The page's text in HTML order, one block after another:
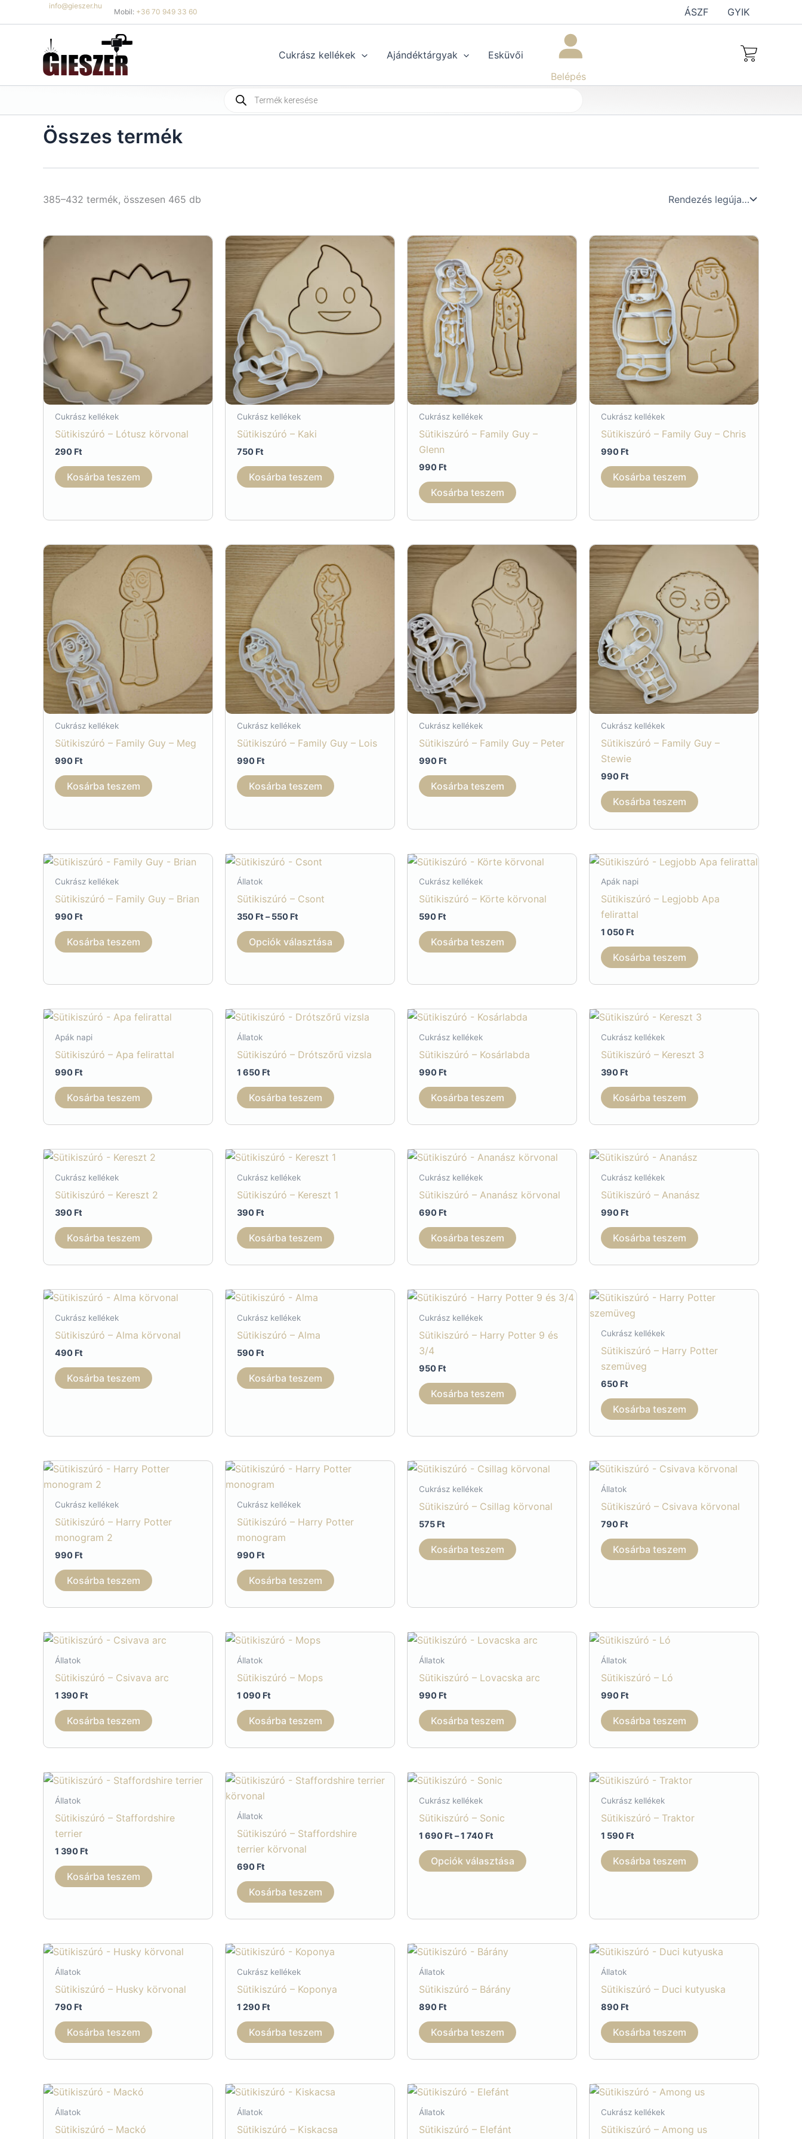
to
info@gieszer.hu
Mobil: +36 70 949 33 60 ÁSZF GYIK
Cukrász kellékek Ajándéktárgyak
Esküvői
Belépés
Products
search
Összes termék
385–432 termék, összesen 465 db
Cukrász kellékek
Sütikiszúró – Lótusz körvonal
290 Ft
Kosárba teszem
Cukrász kellékek
Sütikiszúró – Kaki
750 Ft
Kosárba teszem
Cukrász kellékek
Sütikiszúró – Family Guy –
Glenn
990 Ft
Kosárba teszem
Cukrász kellékek
Sütikiszúró – Family Guy – Chris
990 Ft
Kosárba teszem
Cukrász kellékek
Sütikiszúró – Family Guy – Meg
990 Ft
Kosárba teszem
Cukrász kellékek
Sütikiszúró – Family Guy – Lois
990 Ft
Kosárba teszem
Cukrász kellékek
Sütikiszúró – Family Guy – Peter
990 Ft
Kosárba teszem
Cukrász kellékek
Sütikiszúró – Family Guy –
Stewie
990 Ft
Kosárba teszem
Cukrász kellékek
Sütikiszúró – Family Guy – Brian
990 Ft
Kosárba teszem
Állatok
Sütikiszúró – Csont
350 Ft – 550 Ft
550 Ft
Opciók választása
van.
a
Cukrász kellékek
Sütikiszúró – Körte körvonal
590 Ft
Kosárba teszem
Apák napi
Sütikiszúró – Legjobb Apa
felirattal
1 050 Ft
Kosárba teszem
Apák napi
Sütikiszúró – Apa felirattal
990 Ft
Kosárba teszem
Állatok
Sütikiszúró – Drótszőrű vizsla
1 650 Ft
Kosárba teszem
Cukrász kellékek
Sütikiszúró – Kosárlabda
990 Ft
Kosárba teszem
Cukrász kellékek
Sütikiszúró – Kereszt 3
390 Ft
Kosárba teszem
Cukrász kellékek
Sütikiszúró – Kereszt 2
390 Ft
Kosárba teszem
Cukrász kellékek
Sütikiszúró – Kereszt 1
390 Ft
Kosárba teszem
Cukrász kellékek
Sütikiszúró – Ananász körvonal
690 Ft
Kosárba teszem
Cukrász kellékek
Sütikiszúró – Ananász
990 Ft
Kosárba teszem
Cukrász kellékek
Sütikiszúró – Alma körvonal
490 Ft
Kosárba teszem
Cukrász kellékek
Sütikiszúró – Alma
590 Ft
Kosárba teszem
Cukrász kellékek
Sütikiszúró – Harry Potter 9 és
3/4
950 Ft
Kosárba teszem
Cukrász kellékek
Sütikiszúró – Harry Potter
szemüveg
650 Ft
Kosárba teszem
Cukrász kellékek
Sütikiszúró – Harry Potter
monogram 2
990 Ft
Kosárba teszem
Cukrász kellékek
Sütikiszúró – Harry Potter
monogram
990 Ft
Kosárba teszem
Cukrász kellékek
Sütikiszúró – Csillag körvonal
575 Ft
Kosárba teszem
Állatok
Sütikiszúró – Csivava körvonal
790 Ft
Kosárba teszem
Állatok
Sütikiszúró – Csivava arc
1 390 Ft
Kosárba teszem
Állatok
Sütikiszúró – Mops
1 090 Ft
Kosárba teszem
Állatok
Sütikiszúró – Lovacska arc
990 Ft
Kosárba teszem
Állatok
Sütikiszúró – Ló
990 Ft
Kosárba teszem
Állatok
Sütikiszúró – Staffordshire
terrier
1 390 Ft
Kosárba teszem
Állatok
Sütikiszúró – Staffordshire
terrier körvonal
690 Ft
Kosárba teszem
Cukrász kellékek
Sütikiszúró – Sonic
1 690 Ft –1 740 Ft
690 Ft
-
Opciók választása
A
Cukrász kellékek
Sütikiszúró – Traktor
1 590 Ft
Kosárba teszem
Állatok
Sütikiszúró – Husky körvonal
790 Ft
Kosárba teszem
Cukrász kellékek
Sütikiszúró – Koponya
1 290 Ft
Kosárba teszem
Állatok
Sütikiszúró – Bárány
890 Ft
Kosárba teszem
Állatok
Sütikiszúró – Duci kutyuska
890 Ft
Kosárba teszem
Állatok
Sütikiszúró – Mackó
Állatok
Sütikiszúró – Kiskacsa
Állatok
Sütikiszúró – Elefánt
Cukrász kellékek
Sütikiszúró – Among us